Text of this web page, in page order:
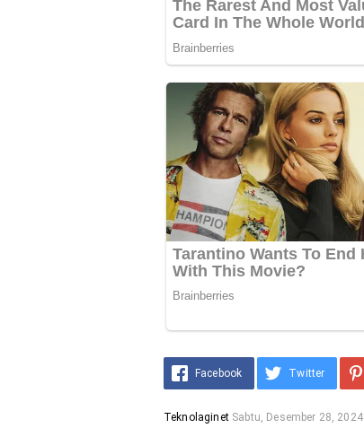
Facebook Twitter
Teknolaginet Sabtu, Desember 28, 2024